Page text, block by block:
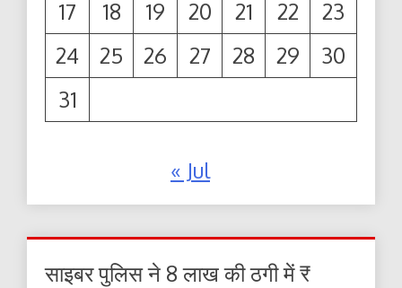
17
18 19 20 21 22
23
24
25 26 27 28 29
30
31
« Jul
साइबर पुलिस ने 8 लाख की ठगी में ₹